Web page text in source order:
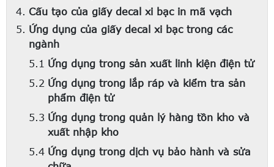
Cấu tạo của giấy decal xi bạc in mã vạch
Ứng dụng của giấy decal xi bạc trong các
ngành
Ứng dụng trong sản xuất linh kiện điện tử
Ứng dụng trong lắp ráp và kiểm tra sản
phẩm điện tử
Ứng dụng trong quản lý hàng tồn kho và
xuất nhập kho
Ứng dụng trong dịch vụ bảo hành và sửa